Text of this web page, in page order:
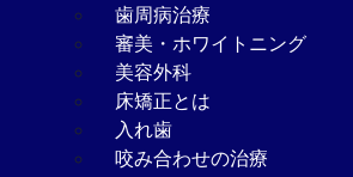
歯周病治療
審美・ホワイトニング
美容外科
床矯正とは
入れ歯
咬み合わせの治療